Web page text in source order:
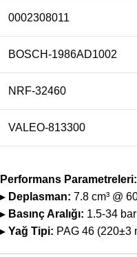
0002308011
BOSCH-1986AD1002
NRF-32460
VALEO-813300
Performans Parametreleri:
▸ Deplasman: 7.8 cm³ @
▸ Basınç Aralığı: 1.5-34
▸ Yağ Tipi: PAG 46 (220±3